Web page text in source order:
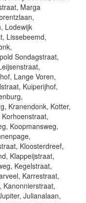
Marga
Lodewijk
Lissebeemd,
Sondagstraat,
Lange Voren,
Kuiperijhof,
Kranendonk, Kotter,
Koopmansweg,
Kloosterdreef,
Klappeijstraat,
Kegelstraat,
Karrestraat,
Kanonnierstraat,
Julianalaan,